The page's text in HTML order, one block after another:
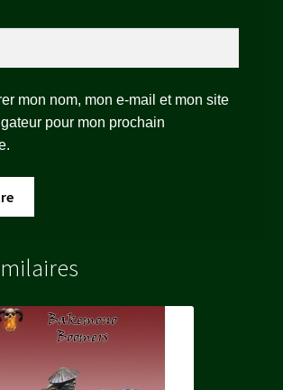
mon nom, mon e-mail et mon site
pour mon prochain